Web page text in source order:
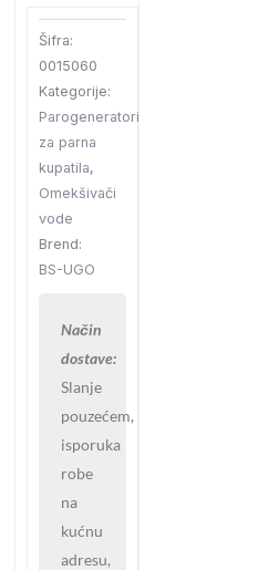
kupatila
količina
Šifra:
0015060
Kategorije:
Parogeneratori
za parna
kupatila,
Omekšivači
vode
Brend:
BS-UGO
Način
dostave:
Slanje
pouzećem,
isporuka
robe
na
kućnu
adresu,